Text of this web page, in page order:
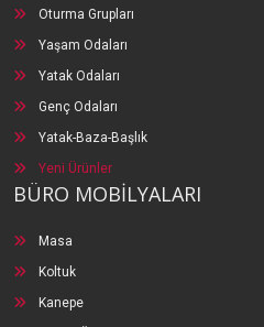
Oturma Grupları
Yaşam Odaları
Yatak Odaları
Genç Odaları
Yatak-Baza-Başlık
Yeni Ürünler
BÜRO MOBİLYALARI
Masa
Koltuk
Kanepe